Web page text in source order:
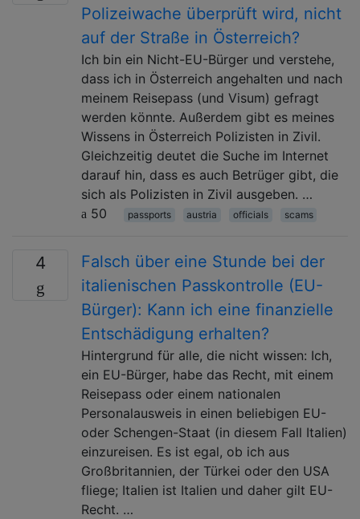
Polizeiwache überprüft wird, nicht
auf der Straße in Österreich?
Ich bin ein Nicht-EU-Bürger und verstehe,
dass ich in Österreich angehalten und nach
meinem Reisepass (und Visum) gefragt
werden könnte. Außerdem gibt es meines
Wissens in Österreich Polizisten in Zivil.
Gleichzeitig deutet die Suche im Internet
darauf hin, dass es auch Betrüger gibt, die
sich als Polizisten in Zivil ausgeben. …
50
passports austria officials scams
4
Falsch über eine Stunde bei der
italienischen Passkontrolle (EU-
Bürger): Kann ich eine finanzielle
Entschädigung erhalten?
Hintergrund für alle, die nicht wissen: Ich,
ein EU-Bürger, habe das Recht, mit einem
Reisepass oder einem nationalen
Personalausweis in einen beliebigen EU-
oder Schengen-Staat (in diesem Fall Italien)
einzureisen. Es ist egal, ob ich aus
Großbritannien, der Türkei oder den USA
fliege; Italien ist Italien und daher gilt EU-
Recht. …